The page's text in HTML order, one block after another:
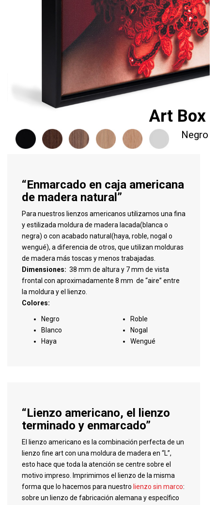
Art Box
Negro
“Enmarcado en caja americana
de madera natural”
Para nuestros lienzos americanos utilizamos una fina
y estilizada moldura de madera lacada(blanca o
negra) o con acabado natural(haya, roble, nogal o
wengué), a diferencia de otros, que utilizan molduras
de madera más toscas y menos trabajadas.
Dimensiones: 38 mm de altura y 7 mm de vista
frontal con aproximadamente 8 mm de “aire” entre
la moldura y el lienzo.
Colores:
Negro
Blanco
Haya
Roble
Nogal
Wengué
“Lienzo americano, el lienzo
terminado y enmarcado”
El lienzo americano es la combinación perfecta de un
lienzo fine art con una moldura de madera en “L”,
esto hace que toda la atención se centre sobre el
motivo impreso. Imprimimos el lienzo de la misma
forma que lo hacemos para nuestro lienzo sin marco:
sobre un lienzo de fabricación alemana y específico